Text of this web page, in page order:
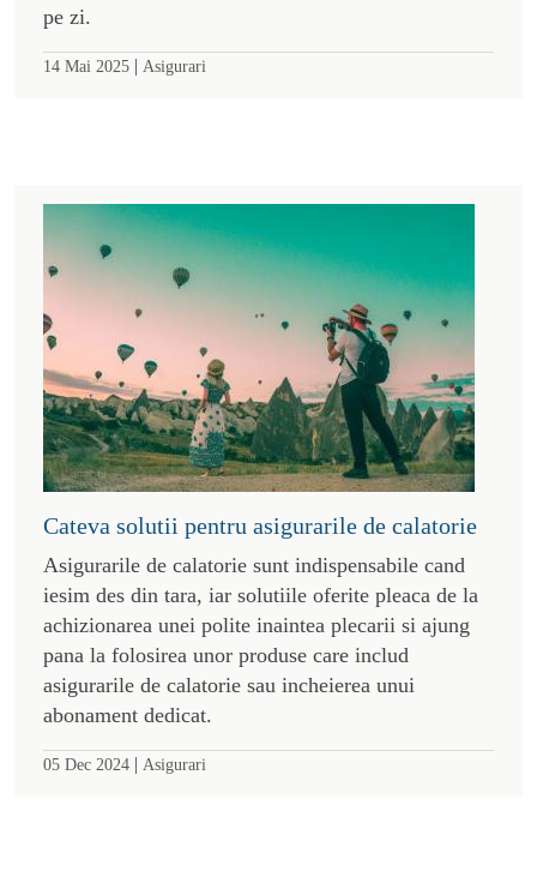
pe zi.
14 Mai 2025 | Asigurari
Cateva solutii pentru asigurarile de calatorie
Asigurarile de calatorie sunt indispensabile cand
iesim des din tara, iar solutiile oferite pleaca de la
achizionarea unei polite inaintea plecarii si ajung
pana la folosirea unor produse care includ
asigurarile de calatorie sau incheierea unui
abonament dedicat.
05 Dec 2024 | Asigurari